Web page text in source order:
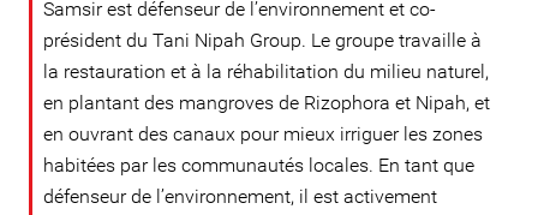
Samsir est défenseur de l’environnement et co-
président du Tani Nipah Group. Le groupe travaille à
la restauration et à la réhabilitation du milieu naturel,
en plantant des mangroves de Rizophora et Nipah, et
en ouvrant des canaux pour mieux irriguer les zones
habitées par les communautés locales. En tant que
défenseur de l’environnement, il est activement